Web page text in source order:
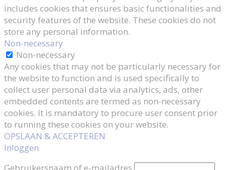
includes cookies that ensures basic functionalities and
security features of the website. These cookies do not
store any personal information.
Non-necessary
Non-necessary
Any cookies that may not be particularly necessary for
the website to function and is used specifically to
collect user personal data via analytics, ads, other
embedded contents are termed as non-necessary
cookies. It is mandatory to procure user consent prior
to running these cookies on your website.
OPSLAAN & ACCEPTEREN
Inloggen